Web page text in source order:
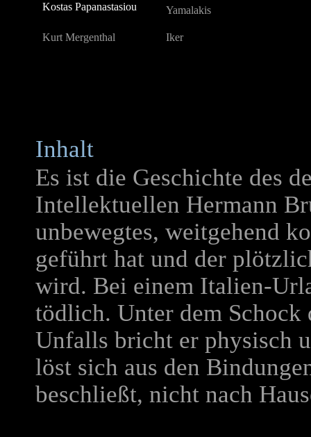
Kostas Papanastasiou Yamalakis
Kurt Mergenthal Iker
Inhalt
Es ist die Geschichte des
Intellektuellen Hermann
unbewegtes, weitgehend
geführt hat und der
wird. Bei einem Italien-
tödlich. Unter dem Schock
Unfalls bricht er physisch
löst sich aus den
beschließt, nicht nach